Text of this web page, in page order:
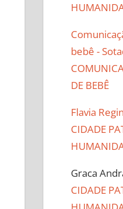
bebê -
DE BEBÊ
Flavia
CIDADE
Graca
CIDADE